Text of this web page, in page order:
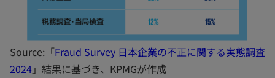
Source:「Fraud Survey 日本企業の不正に関する実態調査
2024新」結果に基づき、KPMGが作成